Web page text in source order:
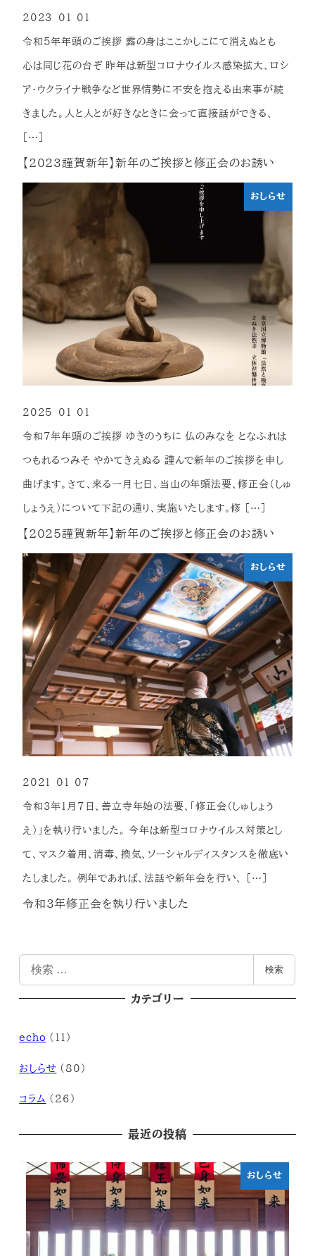
【2023謹賀新年】新年のご挨拶と修正会のお誘い
令和５年年頭のご挨拶 露の身はここかしこにて消えぬとも
心は同じ花の台ぞ 昨年は新型コロナウイルス感染拡大、ロシ
ア・ウクライナ戦争など世界情勢に不安を抱える出来事が続
きました。人と人とが好きなときに会って直接話ができる、
[…]
2023-01-01
おしらせ
【2025謹賀新年】新年のご挨拶と修正会のお誘い
令和7年年頭のご挨拶 ゆきのうちに 仏のみなを となふれは
つもれるつみそ やかてきえぬる 謹んで新年のご挨拶を申し
曲げます。さて、来る一月七日、当山の年頭法要、修正会（しゅ
しょうえ）について下記の通り、実施いたします。修 […]
2025-01-01
おしらせ
令和3年修正会を執り行いました
令和3年1月7日、善立寺年始の法要、「修正会（しゅしょう
え）」を執り行いました。 今年は新型コロナウイルス対策とし
て、マスク着用、消毒、換気、ソーシャルディスタンスを徹底い
たしました。 例年であれば、法話や新年会を行い、 […]
2021-01-07
検索
カテゴリー
echo (11)
おしらせ (80)
コラム (26)
最近の投稿
おしらせ